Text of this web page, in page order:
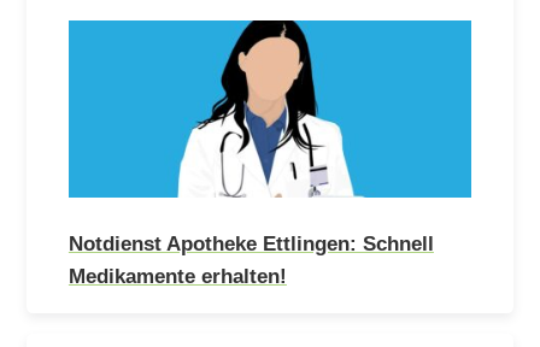
Notdienst Apotheke Ettlingen: Schnell
Medikamente erhalten!